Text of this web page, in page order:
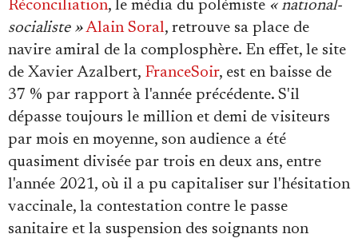
Réconciliation, le média du polémiste « national-
socialiste » Alain Soral, retrouve sa place de
navire amiral de la complosphère. En effet, le site
de Xavier Azalbert, FranceSoir, est en baisse de
37 % par rapport à l'année précédente. S'il
dépasse toujours le million et demi de visiteurs
par mois en moyenne, son audience a été
quasiment divisée par trois en deux ans, entre
l'année 2021, où il a pu capitaliser sur l'hésitation
vaccinale, la contestation contre le passe
sanitaire et la suspension des soignants non